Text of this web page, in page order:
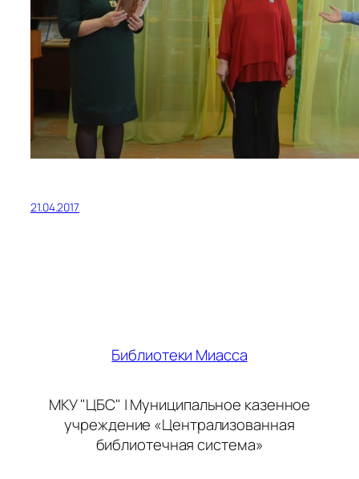
21.04.2017
Библиотеки Миасса
МКУ "ЦБС" | Муниципальное казенное
учреждение «Централизованная
библиотечная система»